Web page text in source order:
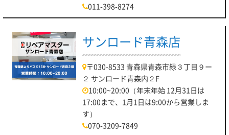
011-398-8274
サンロード青森店
〒030-8533 青森県青森市緑３丁目９ー
２ サンロード青森内２F
10:00~20:00（年末年始 12月31日は
17:00まで、1月1日は9:00から営業しま
す）
070-3209-7849